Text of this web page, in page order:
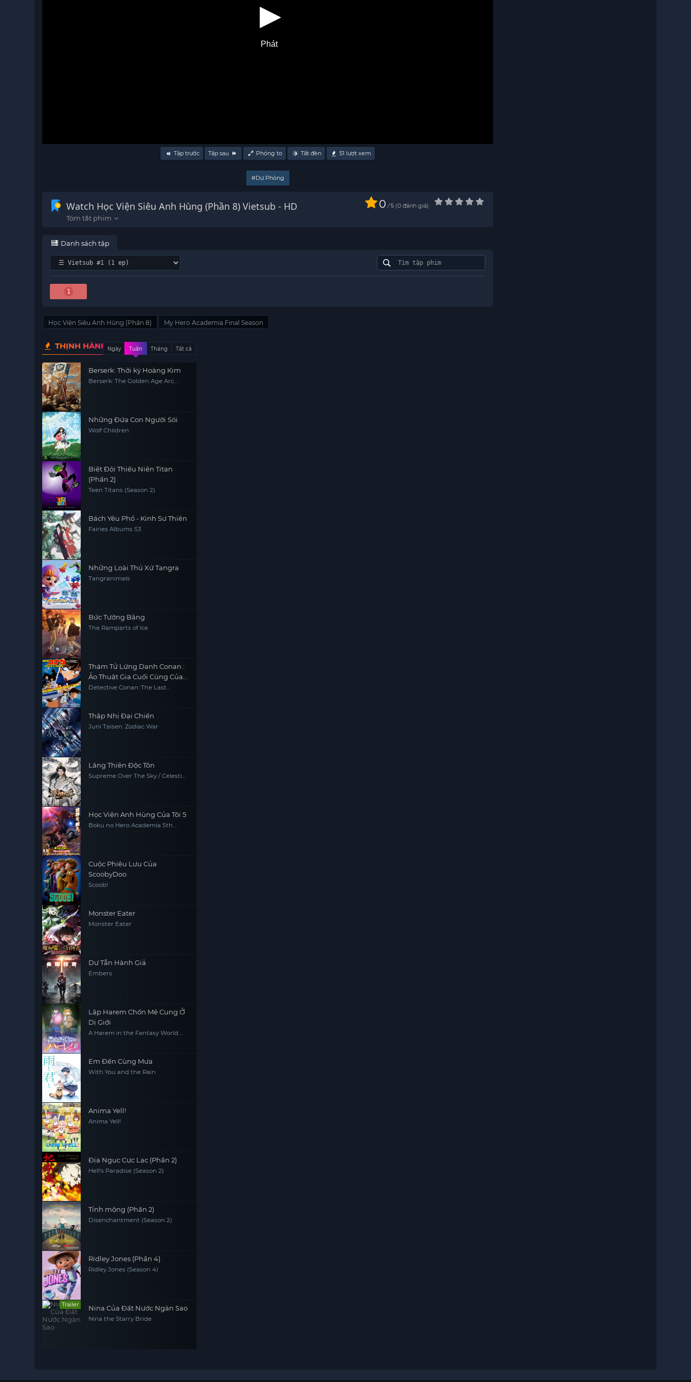
Phát
Tập trước Tập sau Phóng to Tắt đèn 51 lượt xem
#Dự Phòng
Watch Học Viện Siêu Anh Hùng (Phần 8) Vietsub - HD 0 / 5 0 đánh giá
Danh sách tập
1
Học Viện Siêu Anh Hùng (Phần 8) My Hero Academia Final Season
THỊNH HÀNH Ngày Tuần Tháng Tất cả
Berserk: Thời kỳ Hoàng Kim
Berserk: The Golden Age Arc
Những Đứa Con Người Sói
Wolf Children
Biệt Đội Thiếu Niên Titan
(Phần 2)
Teen Titans (Season 2)
Bách Yêu Phổ - Kinh Sư Thiên
Fairies Albums S3
Những Loài Thú Xứ Tangra
Tangranimals
Bức Tường Băng
The Ramparts of Ice
Thám Tử Lừng Danh Conan :
Ảo Thuật Gia Cuối Cùng Của
Thế Kỷ
Detective Conan: The Last
Thập Nhị Đại Chiến
Juni Taisen: Zodiac War
Lăng Thiên Độc Tôn
Supreme Over The Sky / Celestial
Học Viện Anh Hùng Của Tôi 5
Boku no Hero Academia 5th
Cuộc Phiêu Lưu Của
ScoobyDoo
Scoob!
Monster Eater
Monster Eater
Dư Tẫn Hành Giả
Embers
Lập Harem Chốn Mê Cung Ở
Dị Giới
A Harem in the Fantasy World
Em Đến Cùng Mưa
With You and the Rain
Anima Yell!
Anima Yell!
Địa Ngục Cực Lạc (Phần 2)
Hell's Paradise (Season 2)
Tỉnh mộng (Phần 2)
Disenchantment (Season 2)
Ridley Jones (Phần 4)
Ridley Jones (Season 4)
Trailer Nina Của Đất Nước Ngàn Sao
Nina the Starry Bride